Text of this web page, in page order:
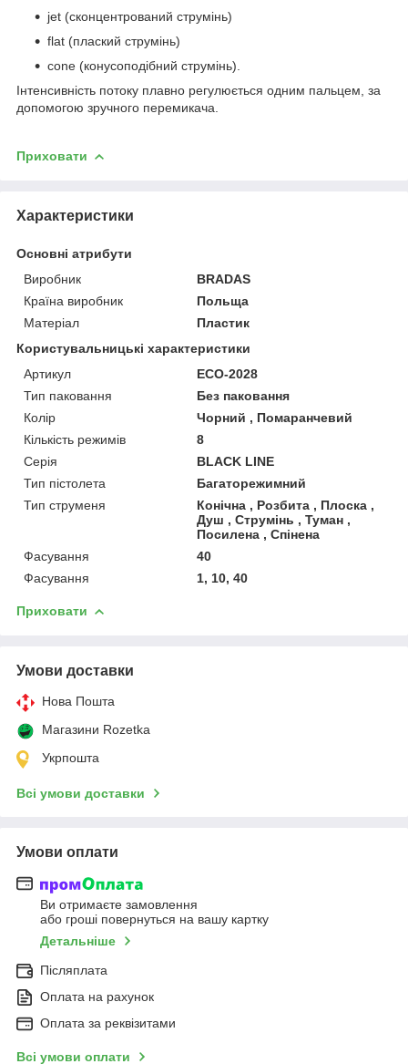
jet (сконцентрований струмінь)
flat (плаский струмінь)
cone (конусоподібний струмінь).
Інтенсивність потоку плавно регулюється одним пальцем, за
допомогою зручного перемикача.
Приховати
Характеристики
Основні атрибути
Виробник
BRADAS
Країна виробник
Польща
Матеріал
Пластик
Користувальницькі характеристики
Артикул
ECO-2028
Тип паковання
Без паковання
Колір
Чорний , Помаранчевий
Кількість режимів
8
Серія
BLACK LINE
Тип пістолета
Багаторежимний
Тип струменя
Конічна , Розбита , Плоска ,
Душ , Струмінь , Туман ,
Посилена , Спінена
Фасування
40
Фасування
1, 10, 40
Приховати
Умови доставки
Нова Пошта
Магазини Rozetka
Укрпошта
Всі умови доставки
Умови оплати
Ви отримаєте замовлення
або гроші повернуться на вашу картку
Детальніше
Післяплата
Оплата на рахунок
Оплата за реквізитами
Всі умови оплати